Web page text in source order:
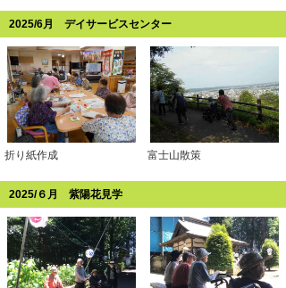
2025/6月 デイサービスセンター
折り紙作成 富士山散策
2025/６月 紫陽花見学